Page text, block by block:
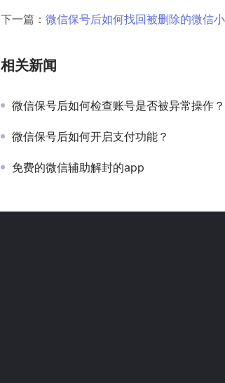
下一篇： 微信保号后如何找回被删除的微信
相关新闻
微信保号后如何检查账号是否被异常操作？
微信保号后如何开启支付功能？
免费的微信辅助解封的app